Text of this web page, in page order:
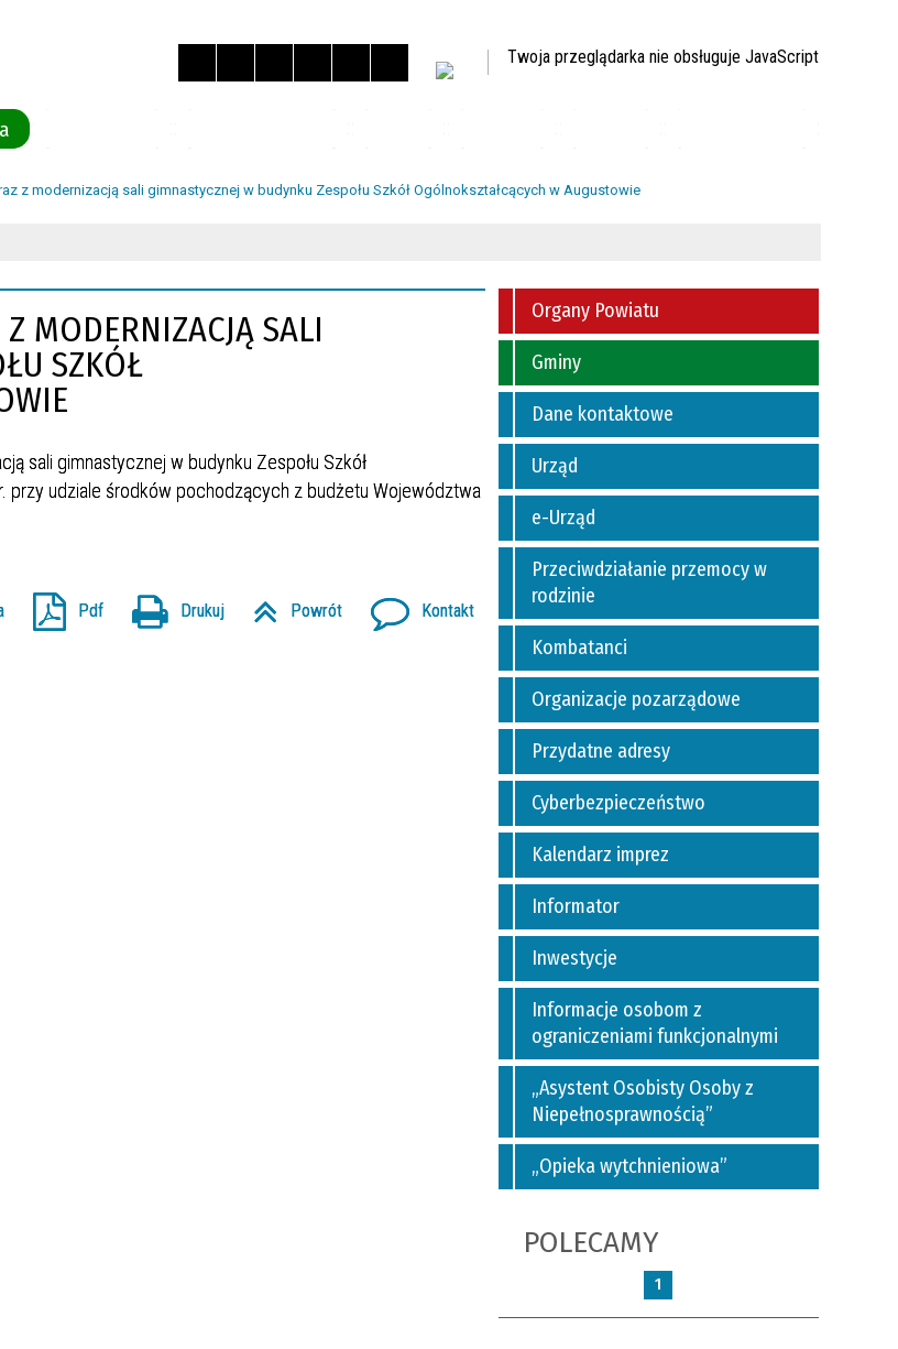
Twoja przeglądarka nie obsługuje JavaScript
z modernizacją sali gimnastycznej w budynku Zespołu Szkół Ogólnokształcących w Augustowie
MODERNIZACJĄ SALI
SZKÓŁ
Pdf Drukuj Powrót Kontakt
Organy Powiatu
Gminy
Dane kontaktowe
Urząd
e-Urząd
Przeciwdziałanie przemocy w
rodzinie
Kombatanci
Organizacje pozarządowe
Przydatne adresy
Cyberbezpieczeństwo
Kalendarz imprez
Informator
Inwestycje
Informacje osobom z
ograniczeniami funkcjonalnymi
„Asystent Osobisty Osoby z
Niepełnosprawnością”
„Opieka wytchnieniowa”
POLECAMY
1